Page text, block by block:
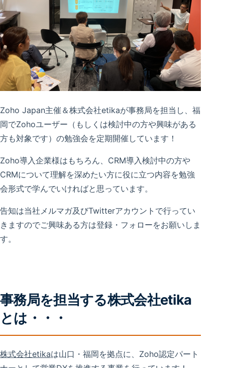
Zoho Japan主催＆株式会社etikaが事務局を担当し、福
岡でZohoユーザー（もしくは検討中の方や興味がある
方も対象です）の勉強会を定期開催しています！
Zoho導入企業様はもちろん、CRM導入検討中の方や
CRMについて理解を深めたい方に役に立つ内容を勉強
会形式で学んでいければと思っています。
告知は当社メルマガ及びTwitterアカウントで行ってい
きますのでご興味ある方は登録・フォローをお願いしま
す。
事務局を担当する株式会社etika
とは・・・
株式会社etikaは山口・福岡を拠点に、Zoho認定パート